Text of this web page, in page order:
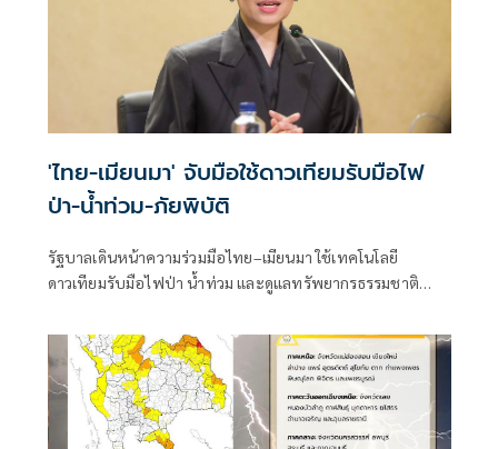
'ไทย-เมียนมา' จับมือใช้ดาวเทียมรับมือไฟ
ป่า-น้ำท่วม-ภัยพิบัติ
รัฐบาลเดินหน้าความร่วมมือไทย–เมียนมา ใช้เทคโนโลยี
ดาวเทียมรับมือไฟป่า น้ำท่วม และดูแลทรัพยากรธรรมชาติ